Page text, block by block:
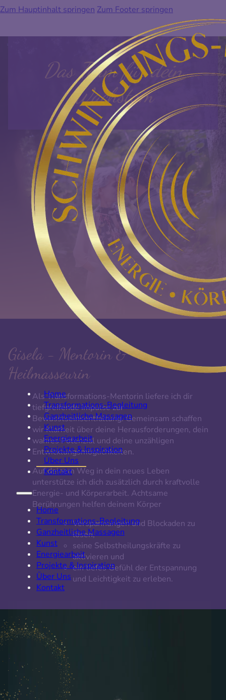
Zum Hauptinhalt springen Zum Footer springen
Home
Transformations-Begleitung
Ganzheitliche Massagen
Kunst
Energiearbeit
Projekte & Inspiration
Über Uns
Kontakt
Home
Transformations-Begleitung
Ganzheitliche Massagen
Kunst
Energiearbeit
Projekte & Inspiration
Über Uns
Kontakt
Das Team für dein
Wachstum
Gisela - Mentorin &
Heilmasseurin
Als Transformations-Mentorin liefere ich dir
tiefgreifende Impulse zur
Bewusstseinsentfaltung. Gemeinsam schaffen
wir Klarheit über deine Herausforderungen, dein
wahres Potenzial und deine unzähligen
Entwicklungsmöglichkeiten.
Auf deinem Weg in dein neues Leben
unterstütze ich dich zusätzlich durch kraftvolle
Energie- und Körperarbeit. Achtsame
Berührungen helfen deinem Körper
Verspannungen und Blockaden zu
lösen,
seine Selbstheilungskräfte zu
aktivieren und
ein tiefes Gefühl der Entspannung
und Leichtigkeit zu erleben.